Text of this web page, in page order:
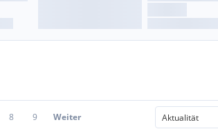
8 9 Weiter